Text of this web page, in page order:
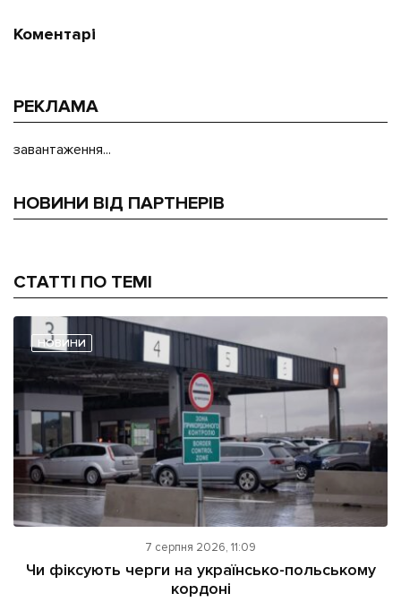
Коментарі
РЕКЛАМА
завантаження...
НОВИНИ ВІД ПАРТНЕРІВ
СТАТТІ ПО ТЕМІ
НОВИНИ
7 серпня 2026, 11:09
Чи фіксують черги на українсько-польському
кордоні